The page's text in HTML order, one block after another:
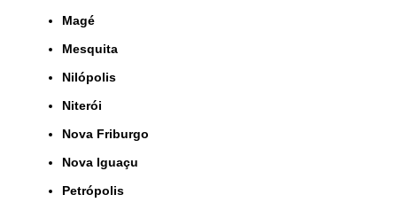
Magé
Mesquita
Nilópolis
Niterói
Nova Friburgo
Nova Iguaçu
Petrópolis